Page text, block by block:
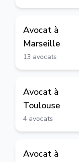
Avocat à
Marseille
13 avocats
Avocat à
Toulouse
4 avocats
Avocat à